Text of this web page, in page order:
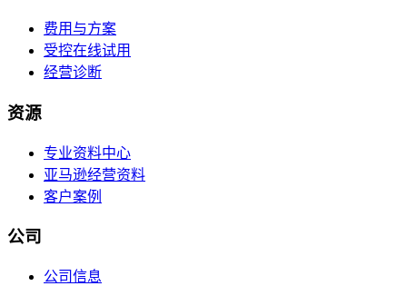
费用与方案
受控在线试用
经营诊断
资源
专业资料中心
亚马逊经营资料
客户案例
公司
公司信息